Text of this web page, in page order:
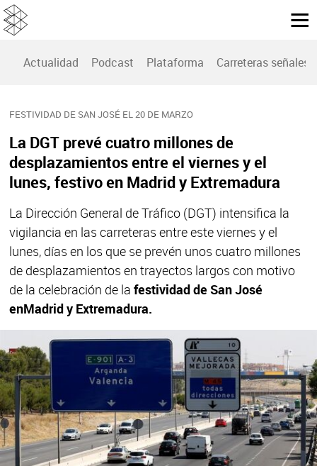
Actualidad Podcast Plataforma Carreteras señales
FESTIVIDAD DE SAN JOSÉ EL 20 DE MARZO
La DGT prevé cuatro millones de
desplazamientos entre el viernes y el
lunes, festivo en Madrid y Extremadura
La Dirección General de Tráfico (DGT) intensifica la
vigilancia en las carreteras entre este viernes y el
lunes, días en los que se prevén unos cuatro millones
de desplazamientos en trayectos largos con motivo
de la celebración de la festividad de San José
enMadrid y Extremadura.